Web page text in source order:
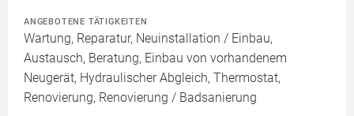
ANGEBOTENE TÄTIGKEITEN
Wartung, Reparatur, Neuinstallation / Einbau,
Austausch, Beratung, Einbau von vorhandenem
Neugerät, Hydraulischer Abgleich, Thermostat,
Renovierung, Renovierung / Badsanierung